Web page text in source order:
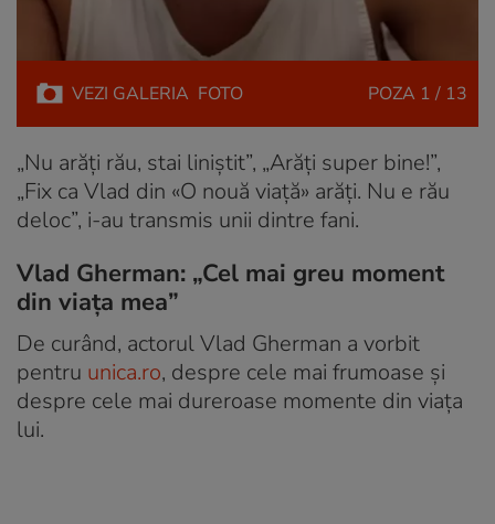
VEZI GALERIA FOTO POZA 1 / 13
„Nu arăți rău, stai liniștit”, „Arăți super bine!”,
„Fix ca Vlad din «O nouă viață» arăți. Nu e rău
deloc”, i-au transmis unii dintre fani.
Vlad Gherman: „Cel mai greu moment
din viața mea”
De curând, actorul Vlad Gherman a vorbit
pentru unica.ro, despre cele mai frumoase și
despre cele mai dureroase momente din viața
lui.